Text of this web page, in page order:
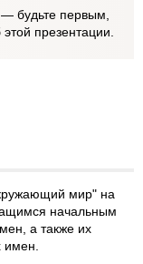
будьте первым,
презентации.
мир" на
начальным
а также их